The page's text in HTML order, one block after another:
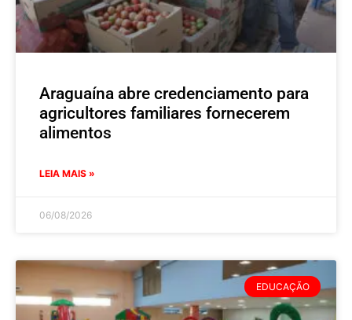
Araguaína abre credenciamento para
agricultores familiares fornecerem
alimentos
LEIA MAIS »
06/08/2026
EDUCAÇÃO